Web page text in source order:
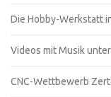
Die Hobby-Werkstatt
Videos mit Musik
CNC-Wettbewerb